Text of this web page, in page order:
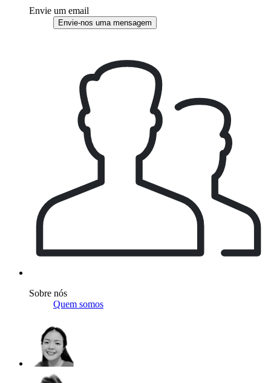
Envie um email
Envie-nos uma mensagem
Sobre nós
Quem somos